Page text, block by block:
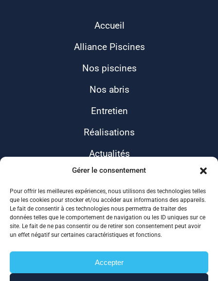
Gérer le consentement
Pour offrir les meilleures expériences, nous utilisons des technologies telles
que les cookies pour stocker et/ou accéder aux informations des appareils.
Le fait de consentir à ces technologies nous permettra de traiter des
données telles que le comportement de navigation ou les ID uniques sur ce
site. Le fait de ne pas consentir ou de retirer son consentement peut avoir
un effet négatif sur certaines caractéristiques et fonctions.
Accepter
Accueil
Alliance Piscines
Nos piscines
Nos abris
Entretien
Réalisations
Actualités
Contact